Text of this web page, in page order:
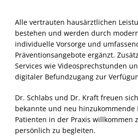
Alle vertrauten hausärztlichen
bestehen und werden durch
individuelle Vorsorge und
Präventionsangebote ergänzt.
Services wie Videosprechstunden
digitaler Befundzugang zur
Dr. Schlabs und Dr. Kraft freuen
bekannte und neu
Patienten in der Praxis willkommen
persönlich zu begleiten.